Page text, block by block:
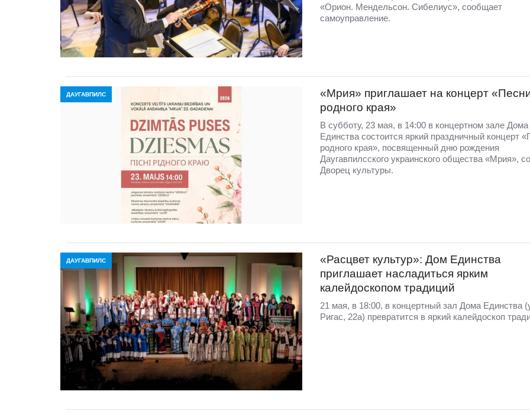
«Орион. Мендельсон. Сибелиус», сообщает
самоуправление.
ДАУГАВПИЛС
«Мрия» приглашает на концерт
родного края»
В субботу, 23 мая, в 14:00 в концертном зале Дома
Единства состоится яркий праздничный концерт
родного края», посвященный дню рождения
Даугавпилсского украинского общества «Мрия»,
Дворец культуры.
ДАУГАВПИЛС
«Расцвет культур»: Дом Единства
приглашает насладиться ярким
калейдоскопом традиций
21 мая, в 18:00, в концертный зал Дома Единства
Ригас, 22а) превратится в яркий калейдоскоп